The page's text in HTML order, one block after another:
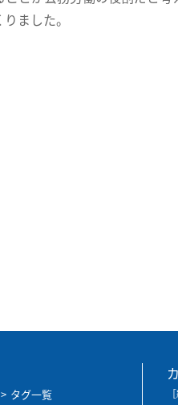
ました。
タグ一覧